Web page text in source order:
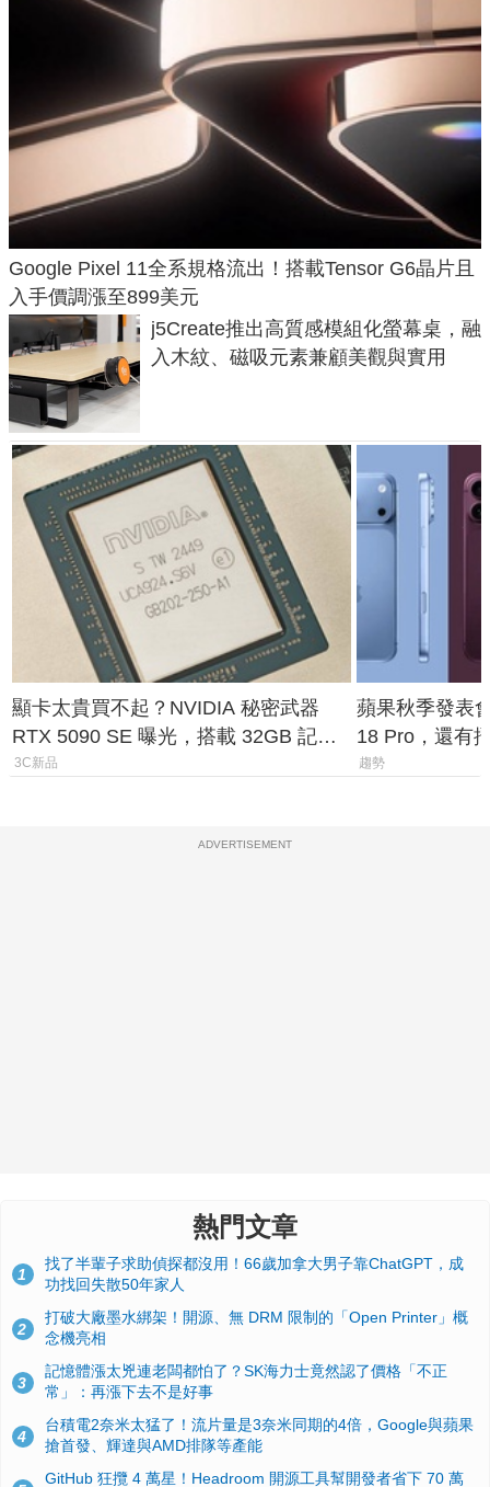
Google Pixel 11全系規格流出！搭載Tensor G6晶片且
入手價調漲至899美元
j5Create推出高質感模組化螢幕桌，融
入木紋、磁吸元素兼顧美觀與實用
顯卡太貴買不起？NVIDIA 秘密武器
RTX 5090 SE 曝光，搭載 32GB 記憶
體
3C新品
蘋果秋季發表
18 Pro，還有
測一次看
趨勢
ADVERTISEMENT
熱門文章
1
找了半輩子求助偵探都沒用！66歲加拿大男子靠ChatGPT，成
功找回失散50年家人
2
打破大廠墨水綁架！開源、無 DRM 限制的「Open Printer」概
念機亮相
3
記憶體漲太兇連老闆都怕了？SK海力士竟然認了價格「不正
常」：再漲下去不是好事
4
台積電2奈米太猛了！流片量是3奈米同期的4倍，Google與蘋果
搶首發、輝達與AMD排隊等產能
GitHub 狂攬 4 萬星！Headroom 開源工具幫開發者省下 70 萬